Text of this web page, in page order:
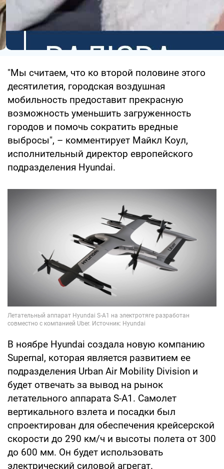
"Мы считаем, что ко второй половине этого
десятилетия, городская воздушная
мобильность предоставит прекрасную
возможность уменьшить загруженность
городов и помочь сократить вредные
выбросы", – комментирует Майкл Коул,
исполнительный директор европейского
подразделения Hyundai.
В ноябре Hyundai создала новую компанию
Supernal, которая является развитием ее
подразделения Urban Air Mobility Division и
будет отвечать за вывод на рынок
летательного аппарата S-A1. Самолет
вертикального взлета и посадки был
спроектирован для обеспечения крейсерской
скорости до 290 км/ч и высоты полета от 300
до 600 мм. Он будет использовать
электрический силовой агрегат.